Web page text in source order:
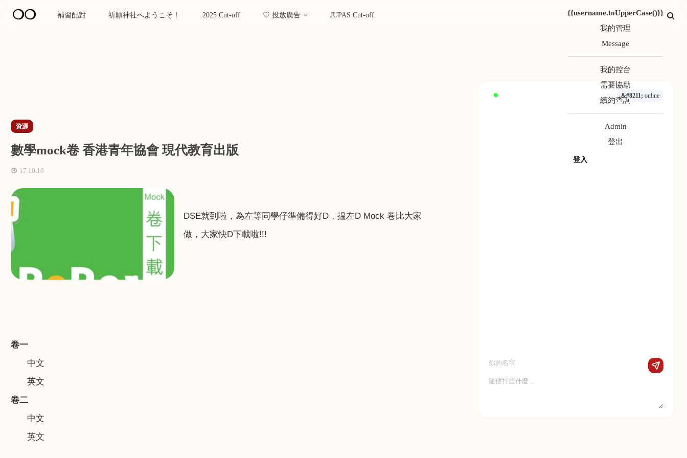
❍❍ 補習配對 祈願神社へようこそ！ 2025 Cut-off ♡ 投放廣告 JUPAS Cut-off
{{username.toUpperCase()}}
我的管理
Message
我的控台
需要協助
續約查詢
Admin
登出
登入
資源
數學mock卷 香港青年協會 現代教育出版
17.10.16
DSE就到啦，為左等同學仔準備得好D ，揾左D Mock 卷比大家
做，大家快D下載啦!!!
卷一
中文
英文
卷二
中文
英文
&#8211; online